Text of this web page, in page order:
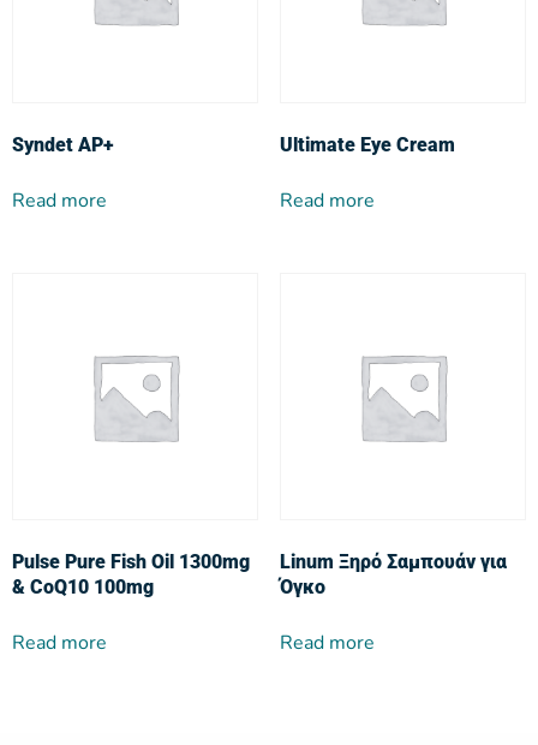
Syndet AP+
Read more
Ultimate Eye Cream
Read more
Pulse Pure Fish Oil 1300mg
& CoQ10 100mg
Read more
Linum Ξηρό Σαμπουάν για
Όγκο
Read more